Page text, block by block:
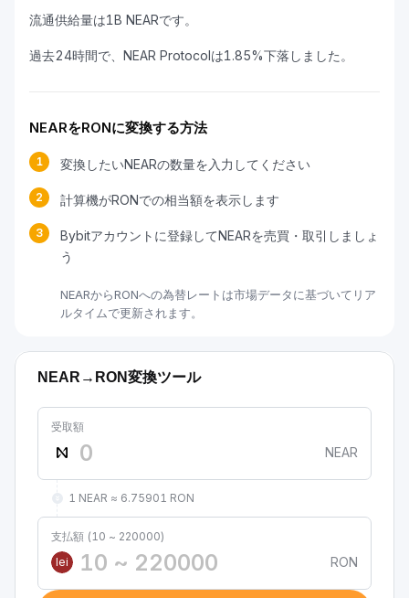
流通供給量は1B NEARです。
過去24時間で、NEAR Protocolは1.85%下落しました。
NEARをRONに変換する方法
1 変換したいNEARの数量を入力してください
2 計算機がRONでの相当額を表示します
3
Bybitアカウントに登録してNEARを売買・取引しましょ
う
NEARからRONへの為替レートは市場データに基づいてリア
ルタイムで更新されます。
NEAR→RON変換ツール
受取額
NEAR
1 NEAR ≈ 6.75901 RON
支払額 (10 ~ 220000)
lei
RON